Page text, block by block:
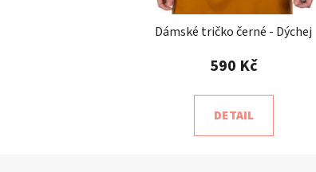
Dámské tričko černé - Dýchej
590 Kč
DETAIL